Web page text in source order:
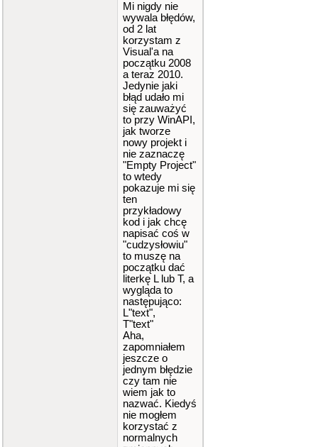
Mi nigdy nie
wywala błędów,
od 2 lat
korzystam z
Visual'a na
początku 2008
a teraz 2010.
Jedynie jaki
błąd udało mi
się zauważyć
to przy WinAPI,
jak tworze
nowy projekt i
nie zaznaczę
"Empty Project"
to wtedy
pokazuje mi się
ten
przykładowy
kod i jak chcę
napisać coś w
"cudzysłowiu"
to muszę na
początku dać
literkę L lub T, a
wygląda to
następująco:
L"text",
T"text"
Aha,
zapomniałem
jeszcze o
jednym błędzie
czy tam nie
wiem jak to
nazwać. Kiedyś
nie mogłem
korzystać z
normalnych